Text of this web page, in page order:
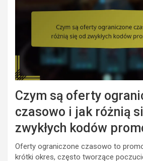
Czym są oferty
czasowo i jak różnią
zwykłych kodów
Oferty ograniczone czasowo to
krótki okres, często tworzące